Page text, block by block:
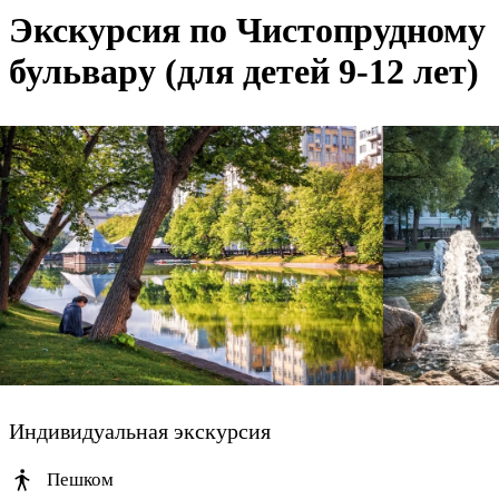
Экскурсия по Чистопрудному
бульвару (для детей 9-12 лет)
Индивидуальная экскурсия
Пешком